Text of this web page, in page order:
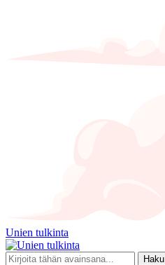
Unien tulkinta
Haku